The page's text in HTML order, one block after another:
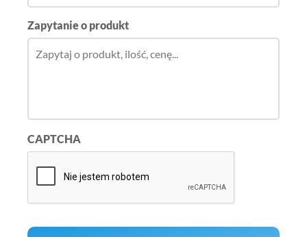
Zapytanie o produkt
CAPTCHA